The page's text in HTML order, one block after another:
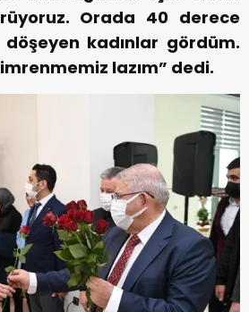
Orada 40 derece
kadınlar gördüm.
lazım” dedi.